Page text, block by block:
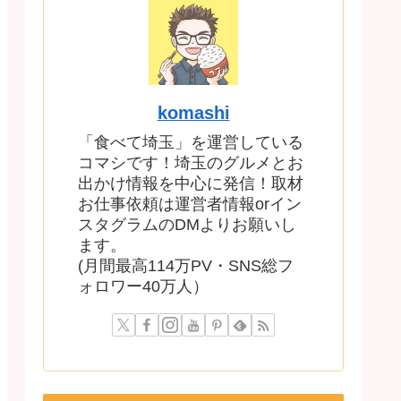
komashi
「食べて埼玉」を運営している
コマシです！埼玉のグルメとお
出かけ情報を中心に発信！取材
お仕事依頼は運営者情報orイン
スタグラムのDMよりお願いし
ます。
(月間最高114万PV・SNS総フ
ォロワー40万人）